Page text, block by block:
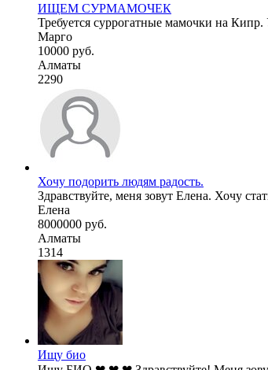
ИЩЕМ СУРМАМОЧЕК
Требуется суррогатные мамочки на
Марго
10000 руб.
Алматы
2290
Хочу подорить людям радость.
Здравствуйте, меня зовут Елена. Хочу
Елена
8000000 руб.
Алматы
1314
Ищу био